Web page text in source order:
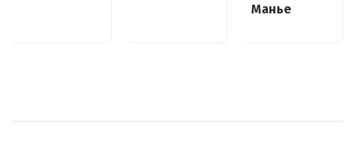
Манье